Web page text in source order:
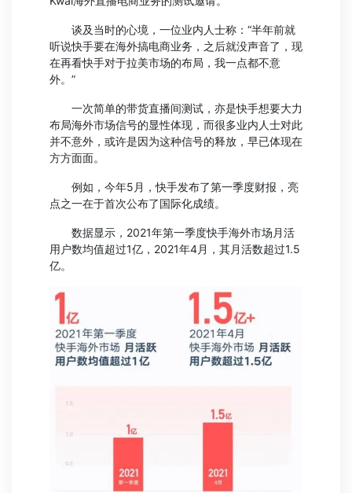
谈及当时的心境，一位业内人士称：“半年前就
听说快手要在海外搞电商业务，之后就没声音了，现
在再看快手对于拉美市场的布局，我一点都不意
外。”
一次简单的带货直播间测试，亦是快手想要大力
布局海外市场信号的显性体现，而很多业内人士对此
并不意外，或许是因为这种信号的释放，早已体现在
方方面面。
例如，今年5月，快手发布了第一季度财报，亮
点之一在于首次公布了国际化成绩。
数据显示，2021年第一季度快手海外市场月活
用户数均值超过1亿，2021年4月，其月活数超过1.5
亿。